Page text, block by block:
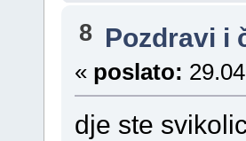
8 Pozdravi i
« poslato:
dje ste